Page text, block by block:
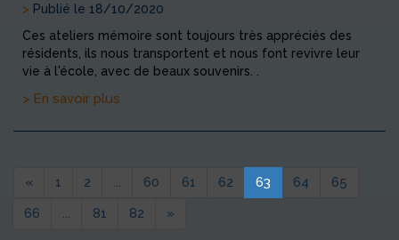
> Publié le 18/10/2020
Ces ateliers mémoire sont toujours très appréciés des
résidents, ils nous transportent et nous font revivre leur
vie à l'école, avec de beaux souvenirs. .
> En savoir plus
« 1 2 ... 60 61 62 63 64
65
66
... 81 82 »